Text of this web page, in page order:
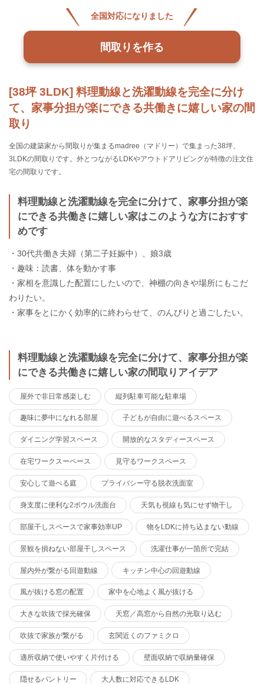
[38坪 3LDK] 料理動線と洗濯動線を完全に分け
て、家事分担が楽にできる共働きに嬉しい家の間
取り
全国の建築家から間取りが集まるmadree（マドリー）で集まった38坪、
3LDKの間取りです。外とつながるLDKやアウトドアリビングが特徴の注文住
宅の間取りです。
料理動線と洗濯動線を完全に分けて、家事分担が楽
にできる共働きに嬉しい家はこのような方におすす
めです
・30代共働き夫婦（第二子妊娠中）、娘3歳
・趣味：読書、体を動かす事
・家相を意識した配置にしたいので、神棚の向きや場所にもこだ
わりたい。
・家事をとにかく効率的に終わらせて、のんびりと過ごしたい。
料理動線と洗濯動線を完全に分けて、家事分担が楽
にできる共働きに嬉しい家の間取りアイデア
屋外で非日常感楽しむ 縦列駐車可能な駐車場
趣味に夢中になれる部屋 子どもが自由に遊べるスペース
ダイニング学習スペース 開放的なスタディースペース
在宅ワークスーペース 見守るワークスペース
安心して遊べる庭 プライバシー守る脱衣洗面室
身支度に便利な2ボウル洗面台 天気も視線も気にせず物干し
部屋干しスペースで家事効率UP 物をLDKに持ち込まない動線
景観を損ねない部屋干しスペース 洗濯仕事が一箇所で完結
屋内外が繋がる回遊動線 キッチン中心の回遊動線
風が抜ける窓の配置 家中を心地よく風が抜ける
大きな吹抜で採光確保 天窓／高窓から自然の光取り込む
吹抜で家族が繋がる 玄関近くのファミクロ
適所収納で使いやすく片付ける 壁面収納で収納量確保
隠せるパントリー 大人数に対応できるLDK
全国対応になりました
間取りを作る